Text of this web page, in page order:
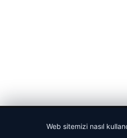
Web sitemizi nasıl